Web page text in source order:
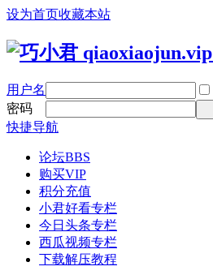
设为首页收藏本站
用户名
密码
快捷导航
论坛BBS
购买VIP
积分充值
小君好看专栏
今日头条专栏
西瓜视频专栏
下载解压教程